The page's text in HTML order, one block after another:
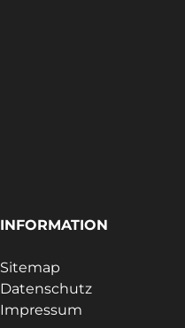
INFORMATION
Sitemap
Datenschutz
Impressum